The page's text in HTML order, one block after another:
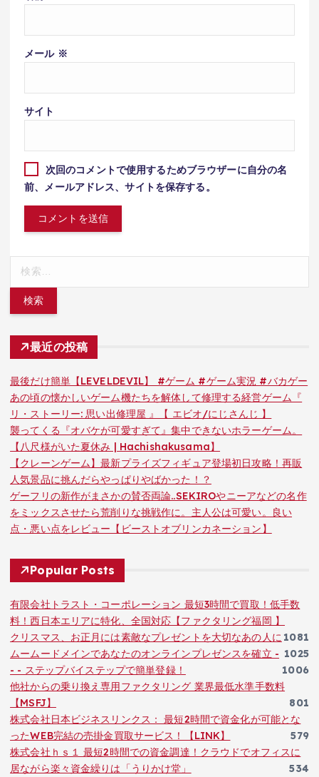
メール ※
サイト
次回のコメントで使用するためブラウザーに自分の名
前、メールアドレス、サイトを保存する。
最近の投稿
最後だけ簡単【LEVELDEVIL】 #ゲーム #ゲーム実況 #バカゲー
あの頃の懐かしいゲーム機たちを解体して修理する経営ゲーム『
リ・ストーリー: 思い出修理屋 』【 エビオ/にじさんじ 】
襲ってくる『オバケが可愛すぎて』集中できないホラーゲーム。
【八尺様がいた夏休み | Hachishakusama】
【クレーンゲーム】最新プライズフィギュア登場初日攻略！再販
人気景品に挑んだらやっぱりやばかった！？
ゲーフリの新作がまさかの賛否両論..SEKIROやニーアなどの名作
をミックスさせたら荒削りな挑戦作に。主人公は可愛い。良い
点・悪い点をレビュー【ビーストオブリンカネーション】
Popular Posts
有限会社トラスト・コーポレーション 最短3時間で買取！低手数
料！西日本エリアに特化、全国対応【ファクタリング福岡 】
1081
クリスマス、お正月には素敵なプレゼントを大切なあの人に
1025
ムームードメインであなたのオンラインプレゼンスを確立 -
- - ステップバイステップで簡単登録！
1006
他社からの乗り換え専用ファクタリング 業界最低水準手数料
【MSFJ】
801
株式会社日本ビジネスリンクス： 最短2時間で資金化が可能とな
ったWEB完結の売掛金買取サービス！【LINK】
579
株式会社ｈｓ１ 最短2時間での資金調達！クラウドでオフィスに
居ながら楽々資金繰りは「うりかけ堂」
534